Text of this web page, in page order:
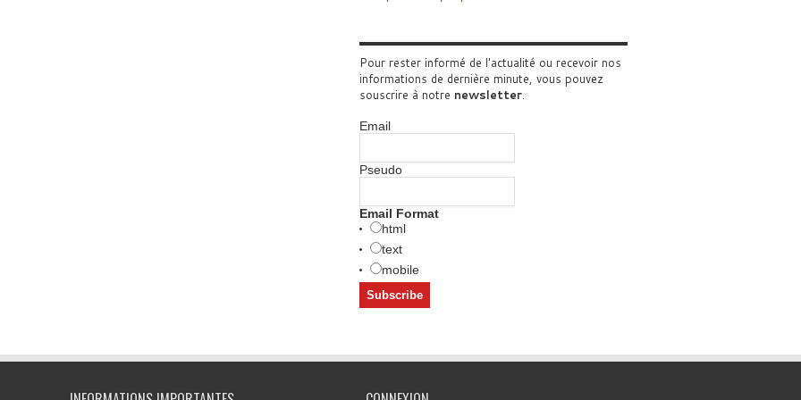
Pour rester informé de l'actualité ou recevoir nos
informations de dernière minute, vous pouvez
souscrire à notre newsletter.
Email
Pseudo
Email Format
html
text
mobile